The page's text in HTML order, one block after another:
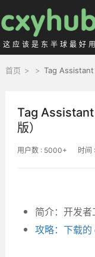
这应该是东半球最好
首页 > > Tag Assistant
Tag Assistant
版）
用户数 : 5000+ 时间
简介：开发者
攻略：下载的